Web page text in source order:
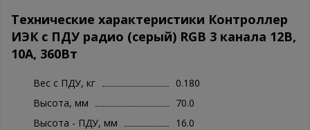
Технические характеристики Контроллер
ИЭК с ПДУ радио (серый) RGB 3 канала 12В,
10А, 360Вт
Вес с ПДУ, кг
0.180
Высота, мм
70.0
Высота - ПДУ, мм
16.0